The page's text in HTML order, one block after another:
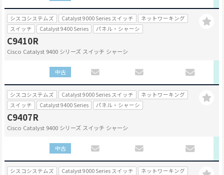
シスコシステムズ Catalyst 9000 Series スイッチ
ネットワーキング
スイッチ
Catalyst 9400 Series パネル・シャーシ
C9410R
Cisco Catalyst 9400 シリーズ スイッチ シャーシ
中古
シスコシステムズ Catalyst 9000 Series スイッチ
ネットワーキング
スイッチ
Catalyst 9400 Series パネル・シャーシ
C9407R
Cisco Catalyst 9400 シリーズ スイッチ シャーシ
中古
シスコシステムズ Catalyst 9000 Series スイッチ
ネットワーキング